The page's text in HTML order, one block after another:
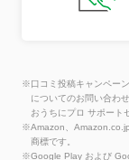
※口コミ投稿キャンペー
についてのお問い合わ
おうちにプロ サポート
※Amazon、
商標です。
※Google Play および